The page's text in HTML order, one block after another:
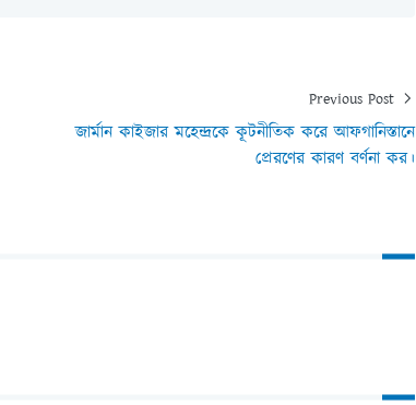
Previous Post
জার্মান কাইজার মহেন্দ্রকে কূটনীতিক করে আফগানিস্তানে
প্রেরণের কারণ বর্ণনা কর।